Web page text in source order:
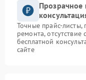
Прозрачное
Точные прайс-листы,
ремонта,
бесплатной
сайте